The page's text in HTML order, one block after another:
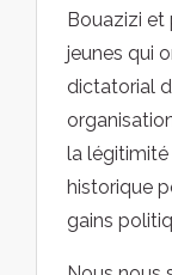
Bouazizi et
jeunes qui
dictatorial
la légitimité
historique
gains